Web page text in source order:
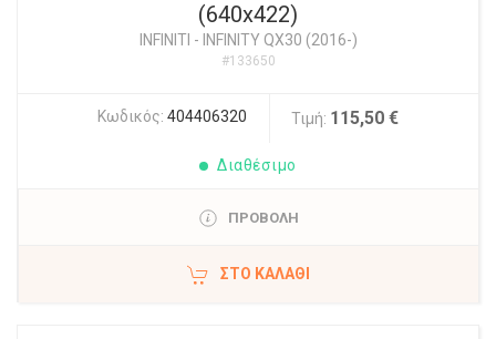
(640x422)
INFINITI - INFINITY QX30 (2016-)
#133650
Κωδικός: 404406320 Τιμή: 115,50 €
Διαθέσιμο
ΠΡΟΒΟΛΗ
ΣΤΟ ΚΑΛΆΘΙ